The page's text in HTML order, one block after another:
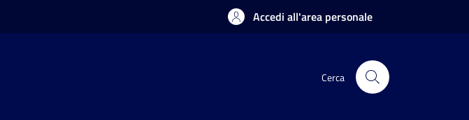
Accedi all'area personale
Cerca